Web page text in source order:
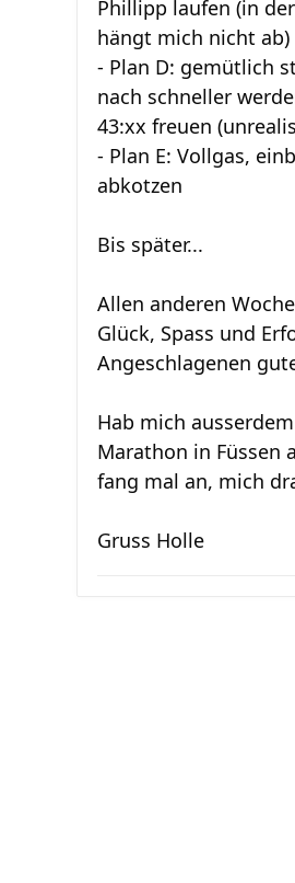
Phillipp laufen (in
hängt mich nicht ab)
- Plan D: gemütlich
nach schneller
43:xx freuen
- Plan E: Vollgas,
abkotzen
Bis später...
Allen anderen
Glück, Spass und
Angeschlagenen
Hab mich
Marathon in Füssen
fang mal an, mich
Gruss Holle